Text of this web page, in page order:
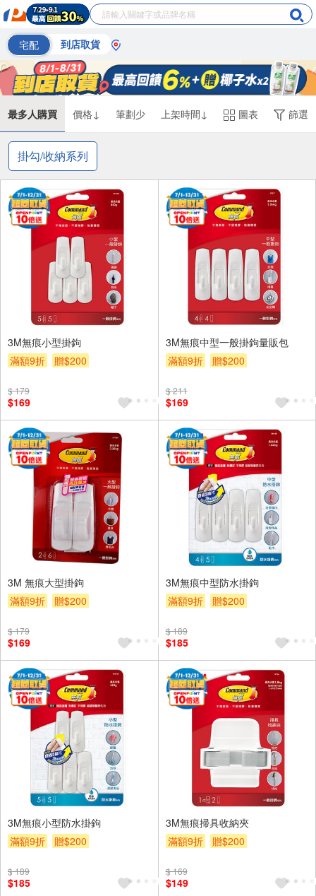
宅配 到店取貨
最多人購買 價格↓ 筆劃少 上架時間↓ 圖表 篩選
掛勾/收納系列
3M無痕小型掛鉤
滿額9折
贈$200
$ 179
$169
3M無痕中型一般掛鉤量販包
滿額9折
贈$200
$ 211
$169
3M 無痕大型掛鉤
滿額9折
贈$200
$ 179
$169
3M無痕中型防水掛鉤
滿額9折
贈$200
$ 189
$185
3M無痕小型防水掛鉤
滿額9折
贈$200
$ 189
$185
3M無痕掃具收納夾
滿額9折
贈$200
$ 169
$149